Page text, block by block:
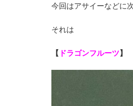
今回はアサイーなどに
それは
【 ドラゴンフルーツ】